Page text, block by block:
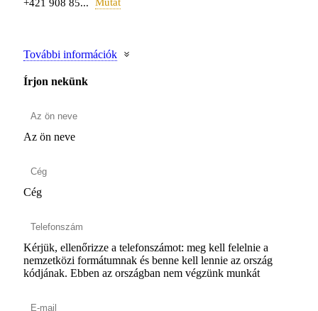
+421 908 85...
További információk
Írjon nekünk
Az ön neve
Cég
Kérjük, ellenőrizze a telefonszámot: meg kell felelnie a
nemzetközi formátumnak és benne kell lennie az ország
kódjának. Ebben az országban nem végzünk munkát